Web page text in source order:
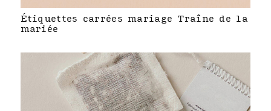
Étiquettes carrées mariage Traîne de la
mariée